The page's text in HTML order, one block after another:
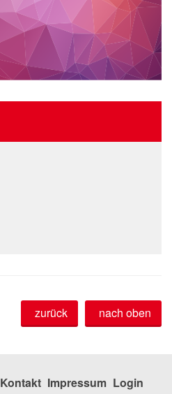
nach oben
zurück
Kontakt Impressum Login